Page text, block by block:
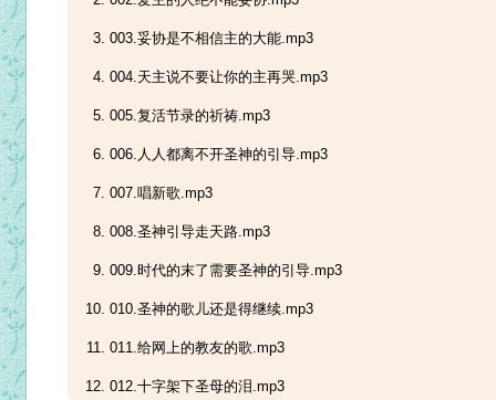
003.妥协是不相信主的大能.mp3
004.天主说不要让你的主再哭.mp3
005.复活节录的祈祷.mp3
006.人人都离不开圣神的引导.mp3
007.唱新歌.mp3
008.圣神引导走天路.mp3
009.时代的末了需要圣神的引导.mp3
010.圣神的歌儿还是得继续.mp3
011.给网上的教友的歌.mp3
012.十字架下圣母的泪.mp3